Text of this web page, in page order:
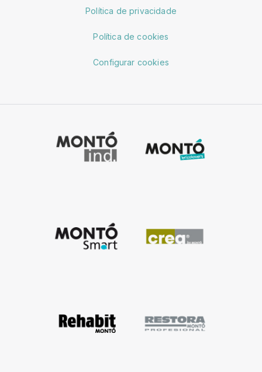
Política de privacidade
Política de cookies
Configurar cookies